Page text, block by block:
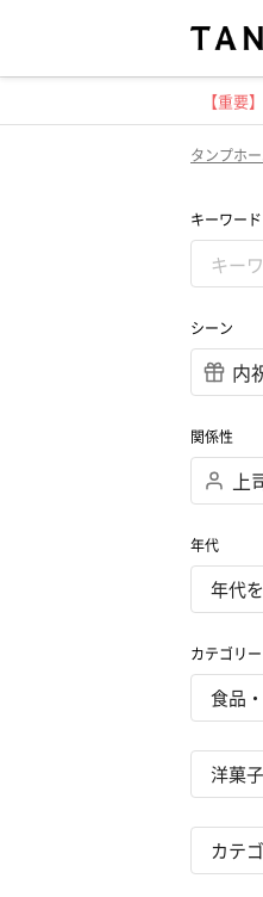
【重要
タンプホ
キーワード
シーン
関係性
年代
カテゴリー